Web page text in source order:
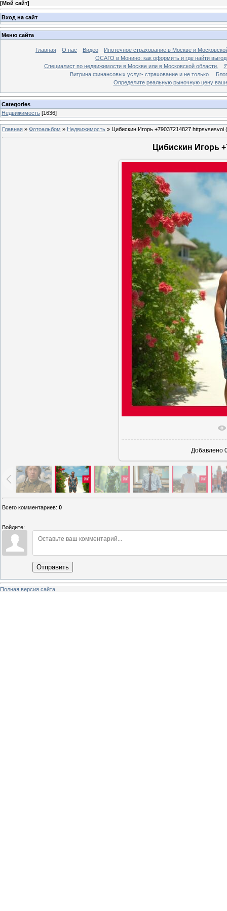
[Мой сайт]
Вход на сайт
Меню сайта
Главная О нас Видео
Ипотечное страхование в Москве и
ОСАГО в Монино: как оформить и где найти
Специалист по недвижимости в Москве или в Московской области.
Витрина финансовых услуг- страхование и не только.
Блог
Определите реальную рыночную цену
Categories
Недвижимость [1636]
Главная » Фотоальбом » Недвижимость » Цибискин Игорь +79037214827 httpsvsesvoi
Цибискин Игорь
В
Добавлено
Всего комментариев: 0
Войдите:
Отправить
Полная версия сайта